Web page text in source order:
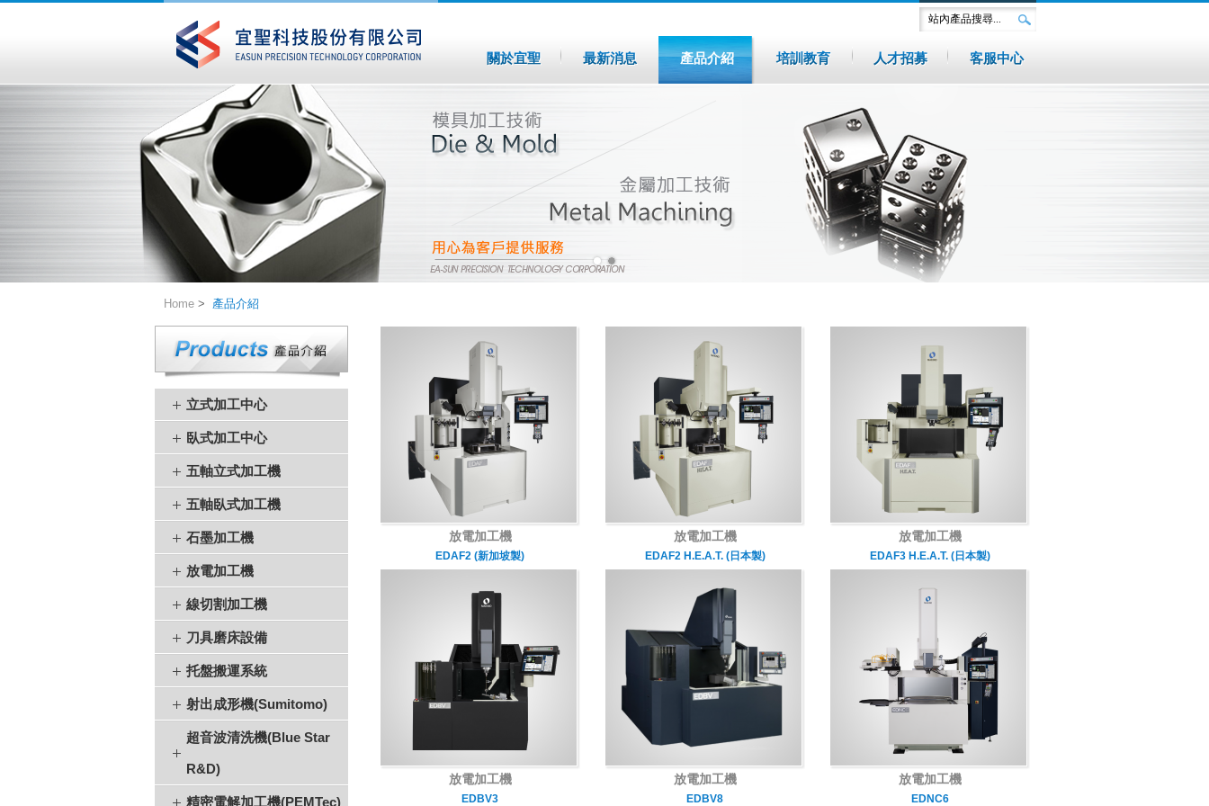
關於宜聖 最新消息 產品介紹 培訓教育 人才招募 客服中心
Home > 產品介紹
立式加工中心
臥式加工中心
五軸立式加工機
五軸臥式加工機
石墨加工機
放電加工機
線切割加工機
刀具磨床設備
托盤搬運系統
射出成形機(Sumitomo)
超音波清洗機(Blue Star
R&D)
精密電解加工機(PEMTec)
放電加工機
EDAF2 (新加坡製)
放電加工機
EDAF2 H.E.A.T. (日本製)
放電加工機
EDAF3 H.E.A.T. (日本製)
放電加工機
EDBV3
放電加工機
EDBV8
放電加工機
EDNC6